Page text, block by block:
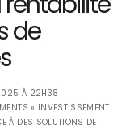
de
À 22H38
» INVESTISSEMENT
À DES SOLUTIONS DE